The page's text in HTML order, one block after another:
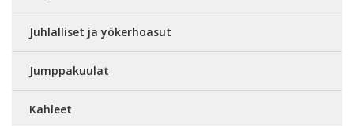
Juhlalliset ja yökerhoasut
Jumppakuulat
Kahleet